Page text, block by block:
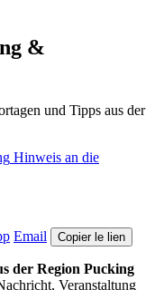
&
und Tipps aus der
Hinweis an die
Email Copier le lien
der Region Pucking
Veranstaltung